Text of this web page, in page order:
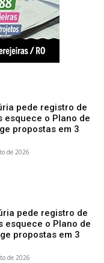
pede registro de
esquece o Plano de
propostas em 3
de 2026
pede registro de
esquece o Plano de
propostas em 3
de 2026